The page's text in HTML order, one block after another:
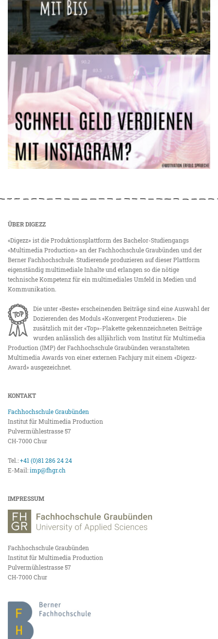
ÜBER DIGEZZ
«Digezz» ist die Produktionsplattform des Bachelor-Studiengangs
«Multimedia Production» an der Fachhochschule Graubünden und der
Berner Fachhochschule. Studierende produzieren auf dieser Plattform
eigenständig multimediale Inhalte und erlangen so die nötige
technische Kompetenz für ein multimediales Umfeld in Medien und
Kommunikation.
Die unter «Beste» erscheinenden Beiträge sind eine Auswahl der
Dozierenden des Moduls «Konvergent Produzieren». Die
zusätzlich mit der «Top»-Plakette gekennzeichneten Beiträge
wurden anlässlich des alljährlich vom Institut für Multimedia
Production (IMP) der Fachhochschule Graubünden veranstalteten
Multimedia Awards von einer externen Fachjury mit einem «Digezz-
Award» ausgezeichnet.
KONTAKT
Fachhochschule Graubünden
Institut für Multimedia Production
Pulvermühlestrasse 57
CH-7000 Chur
Tel.:+41 (0)81 286 24 24
E-Mail:imp@fhgr.ch
IMPRESSUM
Fachhochschule Graubünden
Institut für Multimedia Production
Pulvermühlestrasse 57
CH-7000 Chur